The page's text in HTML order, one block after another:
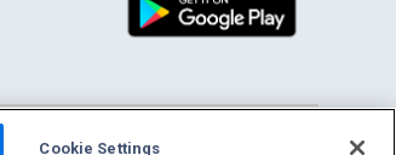
2026 FlightAware
Cookie Settings